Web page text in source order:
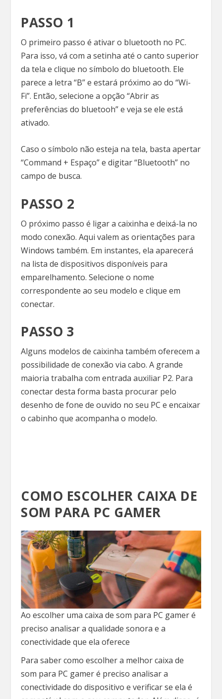
PASSO 1
O primeiro passo é ativar o bluetooth no PC.
Para isso, vá com a setinha até o canto superior
da tela e clique no símbolo do bluetooth. Ele
parece a letra “B” e estará próximo ao do “Wi-
Fi”. Então, selecione a opção “Abrir as
preferências do bluetooh” e veja se ele está
ativado.
Caso o símbolo não esteja na tela, basta apertar
“Command + Espaço” e digitar “Bluetooth” no
campo de busca.
PASSO 2
O próximo passo é ligar a caixinha e deixá-la no
modo conexão. Aqui valem as orientações para
Windows também. Em instantes, ela aparecerá
na lista de dispositivos disponíveis para
emparelhamento. Selecione o nome
correspondente ao seu modelo e clique em
conectar.
PASSO 3
Alguns modelos de caixinha também oferecem a
possibilidade de conexão via cabo. A grande
maioria trabalha com entrada auxiliar P2. Para
conectar desta forma basta procurar pelo
desenho de fone de ouvido no seu PC e encaixar
o cabinho que acompanha o modelo.
COMO ESCOLHER CAIXA DE
SOM PARA PC GAMER
Ao escolher uma caixa de som para PC gamer é
preciso analisar a qualidade sonora e a
conectividade que ela oferece
Para saber como escolher a melhor caixa de
som para PC gamer é preciso analisar a
conectividade do dispositivo e verificar se ela é